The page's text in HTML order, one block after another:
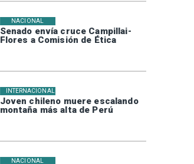
Senado envía cruce Campillai-
Flores a Comisión de Ética
NACIONAL
Joven chileno muere escalando
montaña más alta de Perú
INTERNACIONAL
NACIONAL